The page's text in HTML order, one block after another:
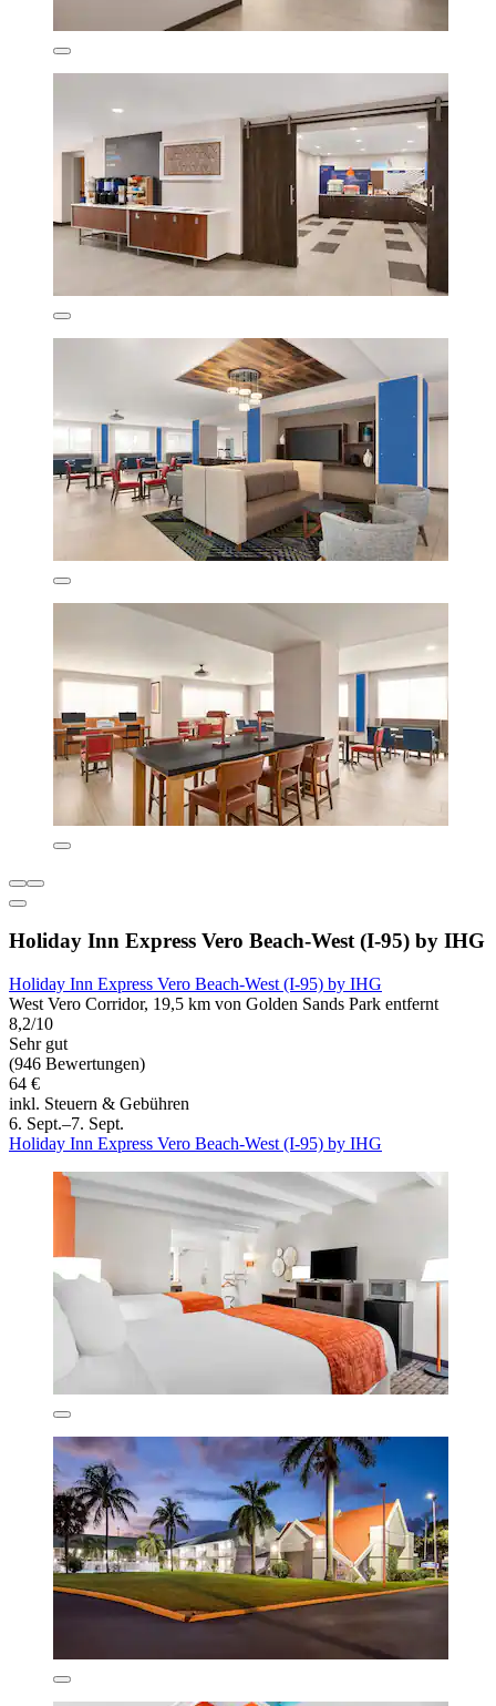
Holiday Inn Express Vero Beach-West (I-95) by IHG
Holiday Inn Express Vero Beach-West (I-95) by IHG
West Vero Corridor, 19,5 km von Golden Sands Park entfernt
8,2/10
Sehr gut
(946 Bewertungen)
64 €
inkl. Steuern & Gebühren
6. Sept.–7. Sept.
Holiday Inn Express Vero Beach-West (I-95) by IHG